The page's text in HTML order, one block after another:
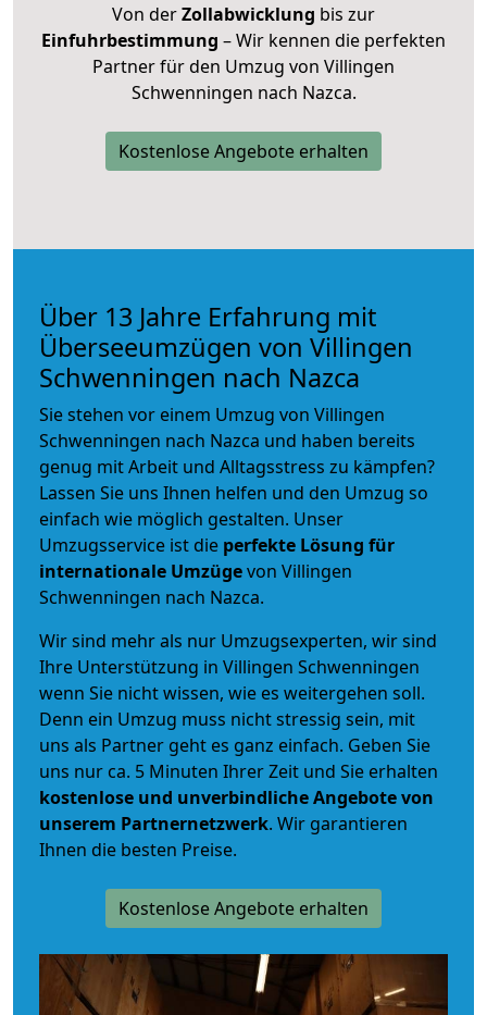
Von derZollabwicklung bis zur
Einfuhrbestimmung – Wir kennen die perfekten
Partner für den Umzug von Villingen
Schwenningen nach Nazca.
Kostenlose Angebote erhalten
Über 13 Jahre Erfahrung mit
Überseeumzügen von Villingen
Schwenningen nach Nazca
Sie stehen vor einem Umzug von Villingen
Schwenningen nach Nazca und haben bereits
genug mit Arbeit und Alltagsstress zu kämpfen?
Lassen Sie uns Ihnen helfen und den Umzug so
einfach wie möglich gestalten. Unser
Umzugsservice ist die perfekte Lösung für
internationale Umzügevon Villingen
Schwenningen nach Nazca.
Wir sind mehr als nur Umzugsexperten, wir sind
Ihre Unterstützung in Villingen Schwenningen
wenn Sie nicht wissen, wie es weitergehen soll.
Denn ein Umzug muss nicht stressig sein, mit
uns als Partner geht es ganz einfach. Geben Sie
uns nur ca. 5 Minuten Ihrer Zeit und Sie erhalten
kostenlose und unverbindlicheAngebote von
unserem Partnernetzwerk. Wir garantieren
Ihnen die besten Preise.
Kostenlose Angebote erhalten